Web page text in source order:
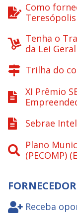
Como
Teresópolis
Tenha o
da Lei Geral
Trilha do
XI Prêmio
Sebrae
Plano
(PECOMP)
Receba